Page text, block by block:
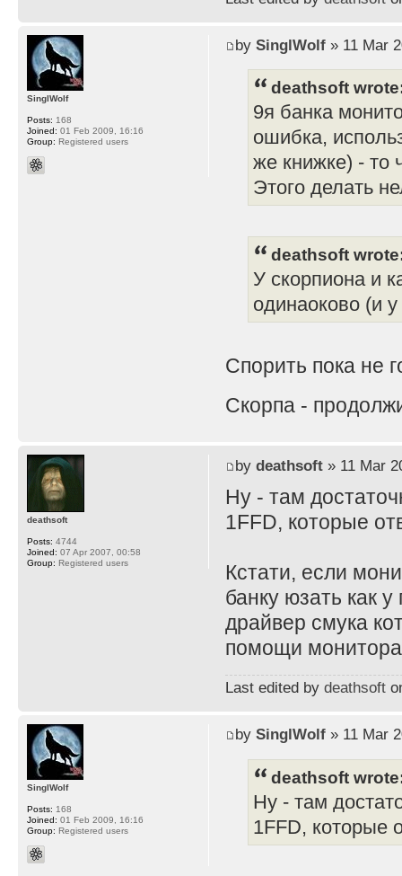
by SinglWolf» 11 Mar
deathsoft
9я банка
ошибка,
же книжке) - то
Этого делать
deathsoft
У скорпиона и
одинаоково (и
Спорить пока не
Скорпа -
SinglWolf
Posts: 168
Joined: 01 Feb 2009, 16:16
Group: Registered users
by deathsoft» 11 Mar
Ну - там
1FFD, которые
Кстати, если
банку юзать как
драйвер смука
помощи
Last edited by deathsoft
deathsoft
Posts: 4744
Joined: 07 Apr 2007, 00:58
Group: Registered users
by SinglWolf» 11 Mar
deathsoft
Ну - там
1FFD, которые
SinglWolf
Posts: 168
Joined: 01 Feb 2009, 16:16
Group: Registered users